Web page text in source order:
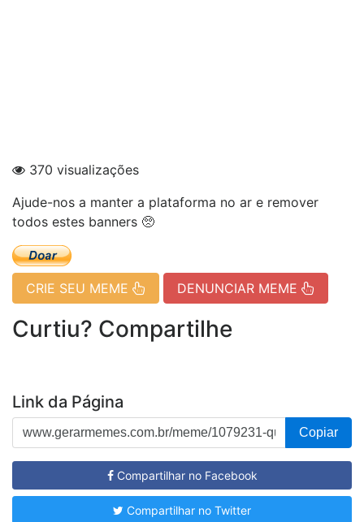
370 visualizações
Ajude-nos a manter a plataforma no ar e remover
todos estes banners 🥺
CRIE SEU MEME DENUNCIAR MEME
Curtiu? Compartilhe
Link da Página
Copiar
Compartilhar no Facebook
Compartilhar no Twitter